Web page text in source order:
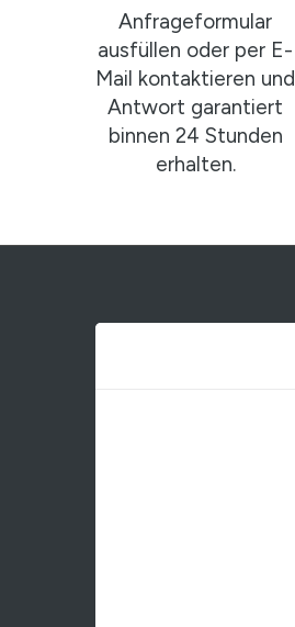
Anfrageformular
ausfüllen oder per E-
Mail kontaktieren und
Antwort garantiert
binnen 24 Stunden
erhalten.